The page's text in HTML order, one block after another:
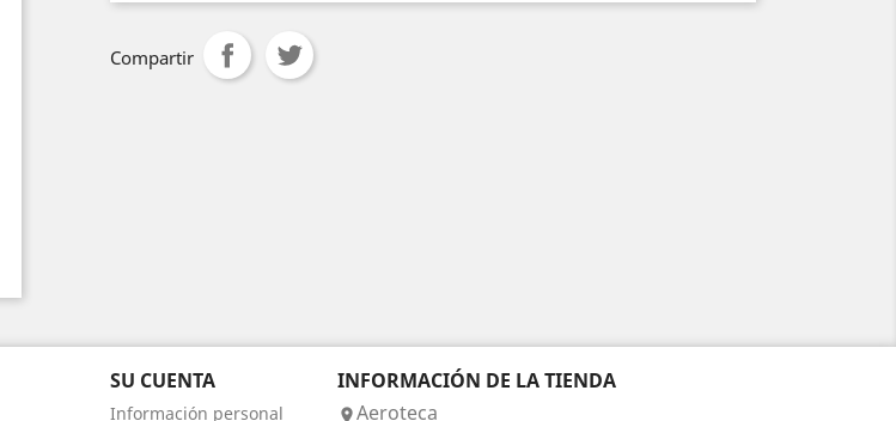
Compartir
SU CUENTA
Información personal
INFORMACIÓN DE LA TIENDA
Aeroteca